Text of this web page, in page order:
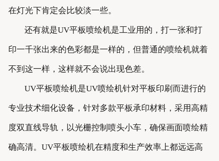
在灯光下肯定会比较淡一些。
还有就是UV平板喷绘机是工业用的，打一张和打
印一千张出来的色彩都是一样的，但普通的喷绘机就着
不到这一样，这样就不会说出现色差。
UV平板喷绘机是UV喷绘机针对平板印刷而进行的
专业技术细化设备，针对多款平板承印材料，采用高精
度双直线导轨，以光栅控制喷头小车，确保画面喷绘精
确高清。UV平板喷绘机在精度和生产效率上都远远高